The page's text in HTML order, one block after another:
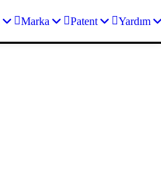
Marka Patent Yardım